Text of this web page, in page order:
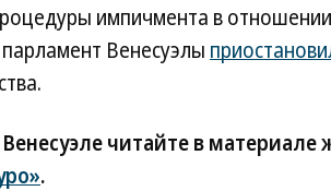
импичмента в
Венесуэлы
читайте в материале
.